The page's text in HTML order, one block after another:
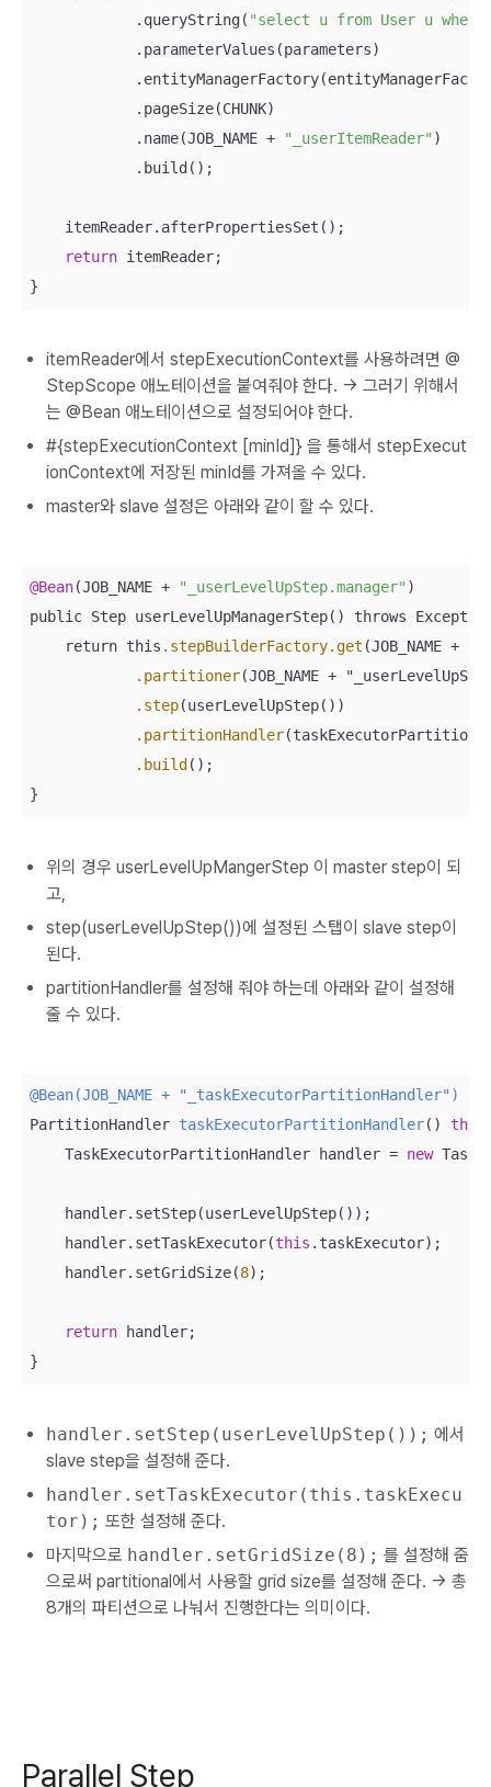
            .queryString(
"select u from User u
            .parameterValues(parameters)
            .pageSize(CHUNK)
            .name(JOB_NAME +
"_userItemReader" )
            .build();
    itemReader.afterPropertiesSet();
return itemReader;
}
itemReader에서 stepExecutionContext를 사용하려면 @
StepScope 애노테이션을 붙여줘야 한다. -> 그러기 위해서
는 @Bean 애노테이션으로 설정되어야 한다.
#{stepExecutionContext [minId]} 을 통해서 stepExecut
ionContext에 저장된 minId를 가져올 수 있다.
master와 slave 설정은 아래와 같이 할 수 있다.
@Bean(JOB_NAME + "_userLevelUpStep.manager" )
public Step userLevelUpManagerStep() throws
    return this
.stepBuilderFactory.get (JOB_NAME +
.partitioner(JOB_NAME +
.step(userLevelUpStep())
.partitionHandler
.build ();
}
위의 경우 userLevelUpMangerStep 이 master step이 되
고,
step(userLevelUpStep())에 설정된 스탭이 slave step이
된다.
partitionHandler를 설정해 줘야 하는데 아래와 같이 설정해
줄 수 있다.
@Bean(JOB_NAME + "_taskExecutorPartitionHandler")
PartitionHandler taskExecutorPartitionHandler()
    TaskExecutorPartitionHandler handler =
new
    handler.setStep(userLevelUpStep());
    handler.setTaskExecutor(
this .taskExecutor);
    handler.setGridSize(
8);
return handler;
}
handler.setStep(userLevelUpStep()); 에서
slave step을 설정해 준다.
handler.setTaskExecutor(this.taskExecu
tor); 또한 설정해 준다.
마지막으로 handler.setGridSize(8); 를 설정해 줌
으로써 partitional에서 사용할 grid size를 설정해 준다. -> 총
8개의 파티션으로 나눠서 진행한다는 의미이다.
Parallel Step